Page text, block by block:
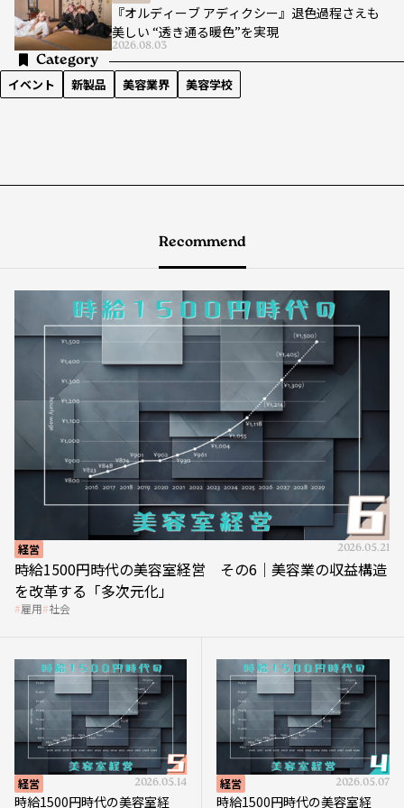
『オルディーブ アディクシー』退色過程さえも
美しい “透き通る暖色”を実現
2026.08.03
Category
イベント 新製品 美容業界 美容学校
Recommend
経営 2026.05.21
時給1500円時代の美容室経営 その6｜美容業の収益構造
を改革する「多次元化」
雇用 社会
経営 2026.05.14
時給1500円時代の美容室経
経営 2026.05.07
時給1500円時代の美容室経